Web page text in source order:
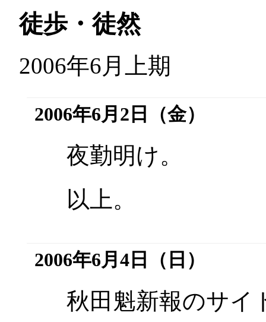
徒歩・徒然
2006年6月上期
2006年6月2日（金）
夜勤明け。
以上。
2006年6月4日（日）
秋田魁新報のサイ